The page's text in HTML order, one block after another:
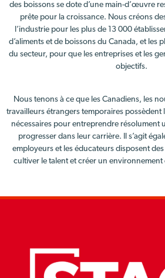
des boissons se dote d’une main-d’œuvre
prête pour la croissance. Nous créons
l’industrie pour les plus de 13 000
d’aliments et de boissons du Canada, et les
du secteur, pour que les entreprises et les
objectifs.
Nous tenons à ce que les Canadiens, les
travailleurs étrangers temporaires possèdent
nécessaires pour entreprendre résolument
progresser dans leur carrière. Il s’agit
employeurs et les éducateurs disposent
cultiver le talent et créer un environnement